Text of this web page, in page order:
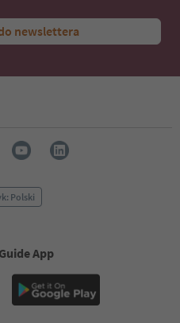
newslettera
Polski
App